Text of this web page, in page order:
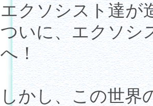
エクソシスト達が
ついに、エクソシ
へ！
しかし、この世界